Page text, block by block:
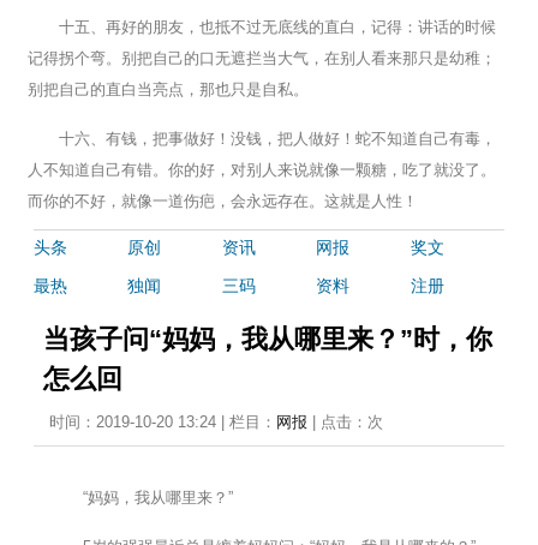
十五、再好的朋友，也抵不过无底线的直白，记得：讲话的时候
记得拐个弯。别把自己的口无遮拦当大气，在别人看来那只是幼稚；
别把自己的直白当亮点，那也只是自私。
十六、有钱，把事做好！没钱，把人做好！蛇不知道自己有毒，
人不知道自己有错。你的好，对别人来说就像一颗糖，吃了就没了。
而你的不好，就像一道伤疤，会永远存在。这就是人性！
头条 原创 资讯 网报
奖文
最热
独闻 三码 资料 注册
当孩子问“妈妈，我从哪里来？”时，你
怎么回
时间：2019-10-20 13:24 | 栏目： 网报 | 点击： 次
“妈妈，我从哪里来？”